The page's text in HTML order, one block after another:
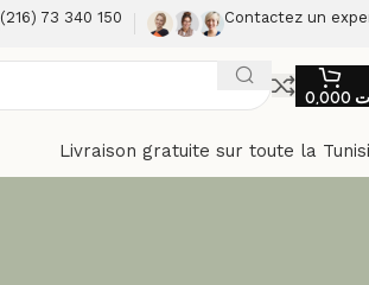
(216) 73 340 150 Contactez un
Livraison gratuite sur toute la